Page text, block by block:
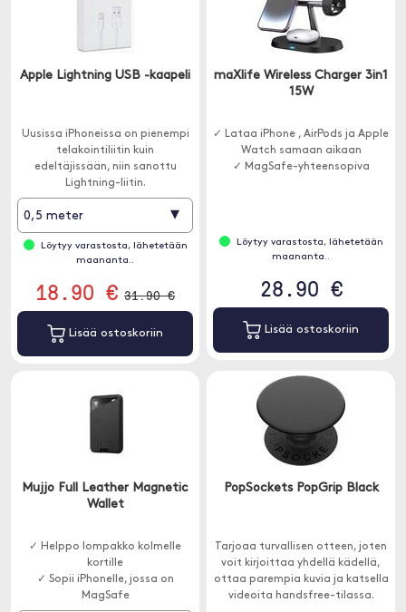
Apple Lightning USB -kaapeli
Uusissa iPhoneissa on pienempi
telakointiliitin kuin
edeltäjissään, niin sanottu
Lightning-liitin.
0,5 meter ▾
Löytyy varastosta, lähetetään
maananta..
18.90 € 31.90 €
Lisää ostoskoriin
maXlife Wireless Charger 3in1
15W
✓ Lataa iPhone , AirPods ja Apple
Watch samaan aikaan
✓ MagSafe-yhteensopiva
Löytyy varastosta, lähetetään
maananta..
28.90 €
Lisää ostoskoriin
Mujjo Full Leather Magnetic
Wallet
✓ Helppo lompakko kolmelle
kortille
✓ Sopii iPhonelle, jossa on
MagSafe
PopSockets PopGrip Black
Tarjoaa turvallisen otteen, joten
voit kirjoittaa yhdellä kädellä,
ottaa parempia kuvia ja katsella
videoita handsfree-tilassa.